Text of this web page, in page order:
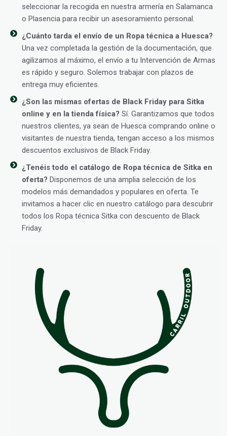
seleccionar la recogida en nuestra armería en Salamanca
o Plasencia para recibir un asesoramiento personal.
¿Cuánto tarda el envío de un Ropa técnica a Huesca?
Una vez completada la gestión de la documentación, que
agilizamos al máximo, el envío a tu Intervención de Armas
es rápido y seguro. Solemos trabajar con plazos de
entrega muy eficientes.
¿Son las mismas ofertas de Black Friday para Sitka
online y en la tienda física? Sí. Garantizamos que todos
nuestros clientes, ya sean de Huesca comprando online o
visitantes de nuestra tienda, tengan acceso a los mismos
descuentos exclusivos de Black Friday.
¿Tenéis todo el catálogo de Ropa técnica de Sitka en
oferta? Disponemos de una amplia selección de los
modelos más demandados y populares en oferta. Te
invitamos a hacer clic en nuestro catálogo para descubrir
todos los Ropa técnica Sitka con descuento de Black
Friday.